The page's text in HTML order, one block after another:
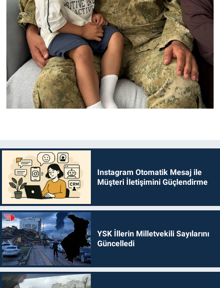
Instagram Otomatik Mesaj ile
Müşteri İletişimini Güçlendirme
YSK İllerin Milletvekili Sayılarını
Güncelledi